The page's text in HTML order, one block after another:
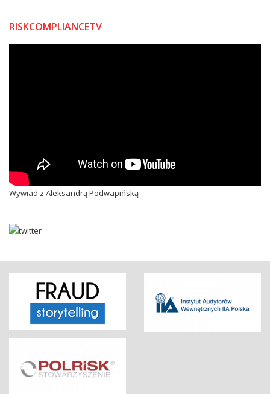
RISKCOMPLIANCETV
Wywiad z Aleksandrą Podwapińską